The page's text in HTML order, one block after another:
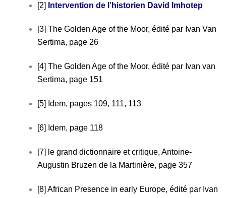
[2] Intervention de l’historien David Imhotep
[3] The Golden Age of the Moor, édité par Ivan Van
Sertima, page 26
[4] The Golden Age of the Moor, édité par Ivan van
Sertima, page 151
[5] Idem, pages 109, 111, 113
[6] Idem, page 118
[7] le grand dictionnaire et critique, Antoine-
Augustin Bruzen de la Martinière, page 357
[8] African Presence in early Europe, édité par Ivan